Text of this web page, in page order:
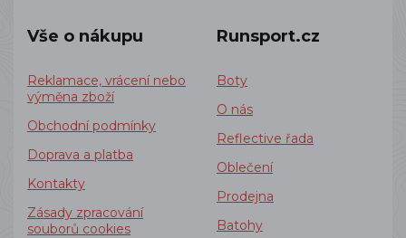
Vše o nákupu
Reklamace, vrácení nebo
výměna zboží
Obchodní podmínky
Doprava a platba
Kontakty
Zásady zpracování
souborů cookies
Runsport.cz
Boty
O nás
Reflective řada
Oblečení
Prodejna
Batohy